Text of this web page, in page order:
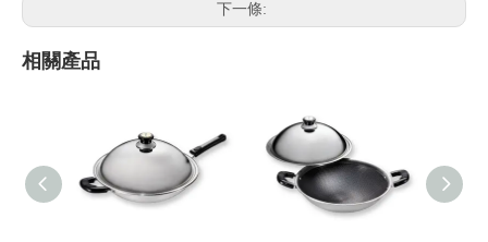
下一條:
相關產品